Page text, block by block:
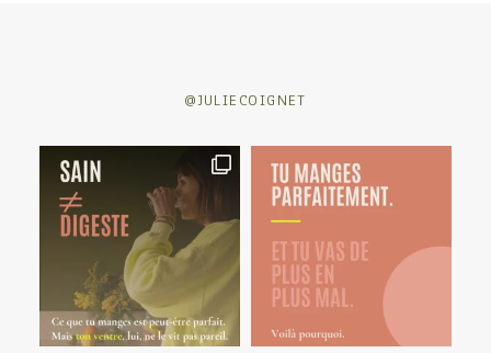
@JULIECOIGNET